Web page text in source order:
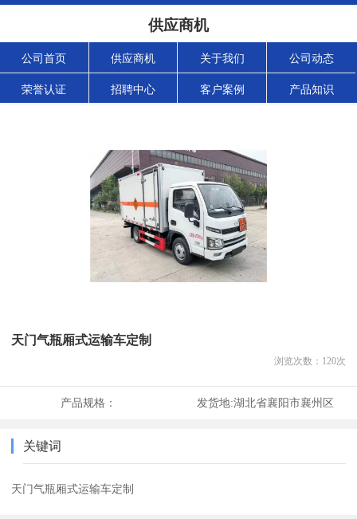
供应商机
公司首页 供应商机 关于我们 公司动态
荣誉认证 招聘中心 客户案例 产品知识
天门气瓶厢式运输车定制
浏览次数： 120次
产品规格： 发货地:湖北省襄阳市襄州区
关键词
天门气瓶厢式运输车定制